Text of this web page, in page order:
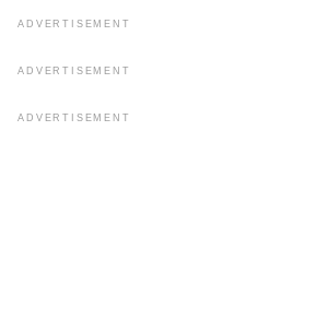
ADVERTISEMENT
ADVERTISEMENT
ADVERTISEMENT